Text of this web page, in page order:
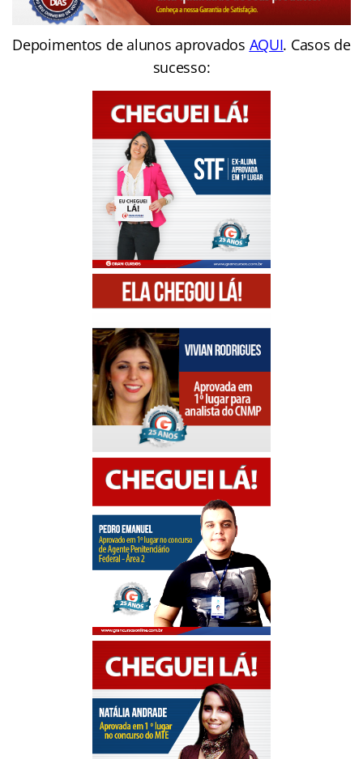
Depoimentos de alunos aprovados AQUI. Casos de
sucesso: